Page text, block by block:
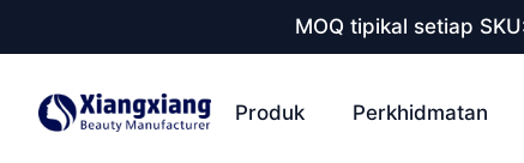
MOQ tipikal setiap
Produk Perkhidmatan